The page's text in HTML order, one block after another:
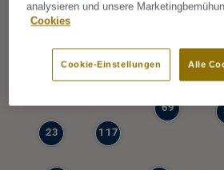
77
117
69
23
analysieren und unsere
Cookies
Alle
Cookie-Einstellungen